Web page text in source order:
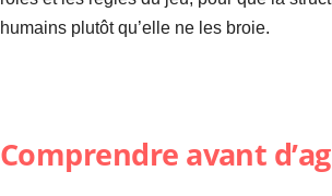
humains plutôt qu’elle ne les broie.
Comprendre avant